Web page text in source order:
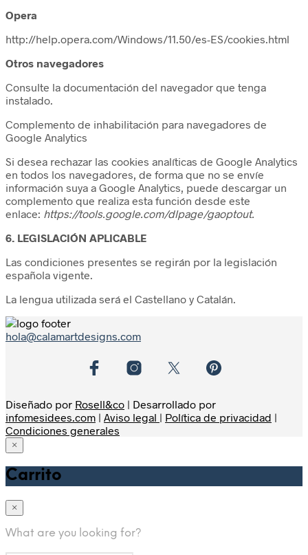
Opera
http://help.opera.com/Windows/11.50/es-ES/cookies.html
Otros navegadores
Consulte la documentación del navegador que tenga
instalado.
Complemento de inhabilitación para navegadores de
Google Analytics
Si desea rechazar las cookies analíticas de Google Analytics
en todos los navegadores, de forma que no se envíe
información suya a Google Analytics, puede descargar un
complemento que realiza esta función desde este
enlace: https://tools.google.com/dlpage/gaoptout.
6. LEGISLACIÓN APLICABLE
Las condiciones presentes se regirán por la legislación
española vigente.
La lengua utilizada será el Castellano y Catalán.
hola@calamartdesigns.com
Diseñado por Rosell&co | Desarrollado por
infomesidees.com | Aviso legal | Política de privacidad |
Condiciones generales
×
Home
Shop
Hombre
Mujer
Carrito
×
What are you looking for?